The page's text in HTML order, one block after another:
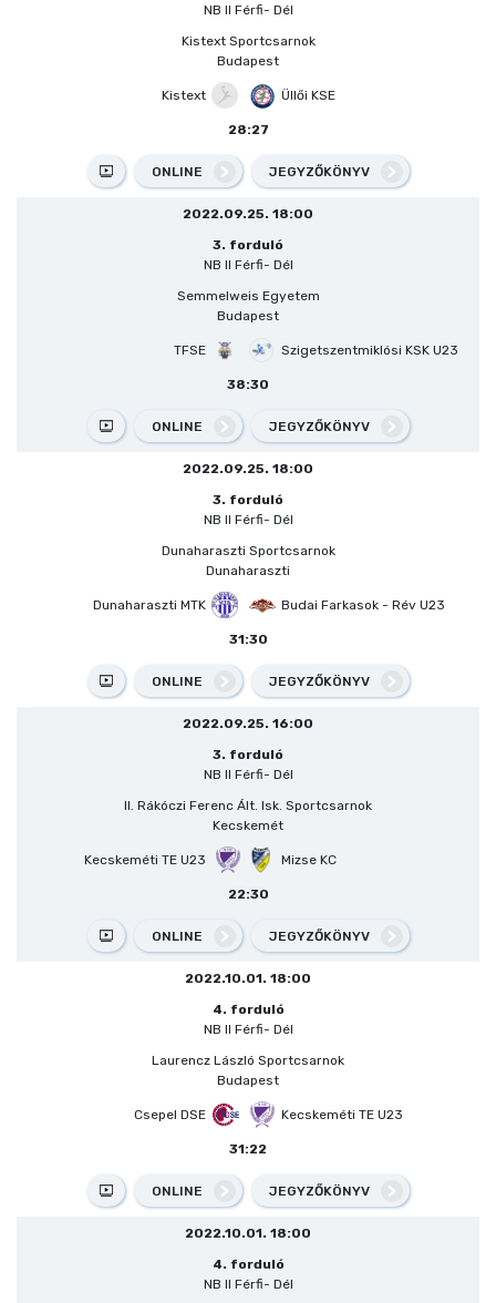
NB II Férfi- Dél
Kistext Sportcsarnok
Budapest
Kistext Üllői KSE
28:27
ONLINE JEGYZŐKÖNYV
2022.09.25. 18:00
3. forduló
NB II Férfi- Dél
Semmelweis Egyetem
Budapest
TFSE Szigetszentmiklósi KSK U23
38:30
ONLINE JEGYZŐKÖNYV
2022.09.25. 18:00
3. forduló
NB II Férfi- Dél
Dunaharaszti Sportcsarnok
Dunaharaszti
Dunaharaszti MTK Budai Farkasok - Rév U23
31:30
ONLINE JEGYZŐKÖNYV
2022.09.25. 16:00
3. forduló
NB II Férfi- Dél
II. Rákóczi Ferenc Ált. Isk. Sportcsarnok
Kecskemét
Kecskeméti TE U23 Mizse KC
22:30
ONLINE JEGYZŐKÖNYV
2022.10.01. 18:00
4. forduló
NB II Férfi- Dél
Laurencz László Sportcsarnok
Budapest
Csepel DSE Kecskeméti TE U23
31:22
ONLINE JEGYZŐKÖNYV
2022.10.01. 18:00
4. forduló
NB II Férfi- Dél